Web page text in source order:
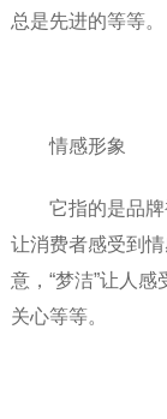
总是先进的等等。
情感形象
它指的是品
让消费者感受到
意，“梦洁”让人
关心等等。